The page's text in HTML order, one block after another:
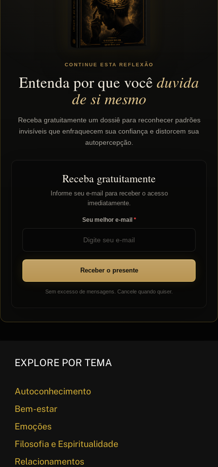
CONTINUE ESTA REFLEXÃO
Entenda por que você duvida
de si mesmo
Receba gratuitamente um dossiê para reconhecer padrões
invisíveis que enfraquecem sua confiança e distorcem sua
autopercepção.
Receba gratuitamente
Informe seu e-mail para receber o acesso
imediatamente.
Seu melhor e-mail
Receber o presente
Sem excesso de mensagens. Cancele quando quiser.
EXPLORE POR TEMA
Autoconhecimento
Bem-estar
Emoções
Filosofia e Espiritualidade
Relacionamentos